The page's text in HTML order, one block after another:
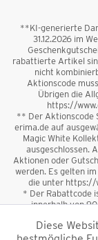
**KI-generierte
31.12.2026 im
rabattierte Artikel
nicht
Aktionscode
Übrigen die
https://
** Der Aktionscode
erima.de auf
Magic White
ausgeschlossen.
Aktionen oder
werden. Es gelten
die unter https://
* Der Rabattcode
innerhalb von
sowie
Rabattcode ist
Diese